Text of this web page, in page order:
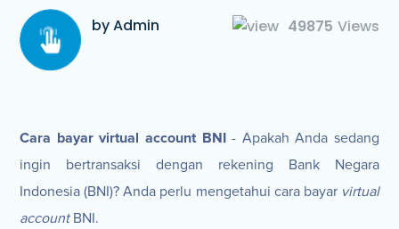
by Admin 49875 Views
Cara bayar virtual account BNI- Apakah Anda sedang
ingin bertransaksi dengan rekening Bank Negara
Indonesia (BNI)? Anda perlu mengetahui cara bayar virtual
accountBNI.